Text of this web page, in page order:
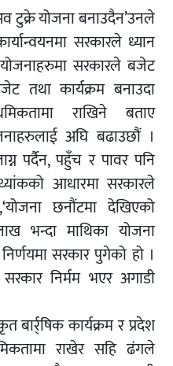
टुक्रे योजना बनाउदैन’उनले
सरकारले ध्यान
सरकारले बजेट
तथा कार्यक्रम बनाउदा
राखिने बताए
अघि बढाउछौं ।
पर्दैन, पहुँच र पावर पनि
आधारमा सरकारले
छनौंटमा देखिएको
भन्दा माथिका योजना
निर्णयमा सरकार पुगेको हो ।
निर्मम भएर अगाडी
कार्यक्रम र प्रदेश
राखेर सहि ढंगले